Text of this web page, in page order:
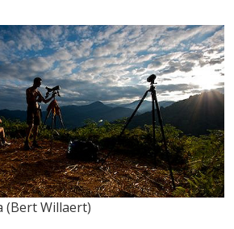
(Bert Willaert)